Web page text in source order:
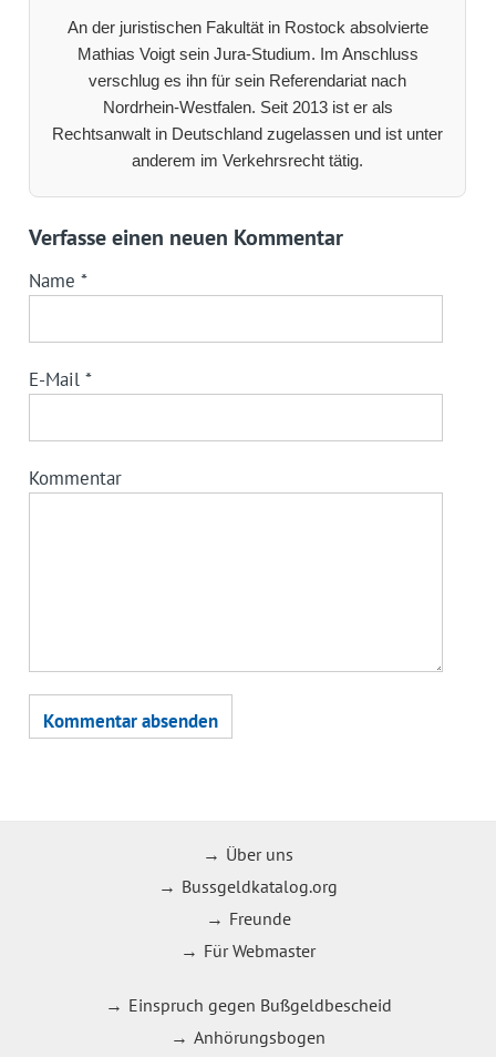
An der juristischen Fakultät in Rostock absolvierte
Mathias Voigt sein Jura-Studium. Im Anschluss
verschlug es ihn für sein Referendariat nach
Nordrhein-Westfalen. Seit 2013 ist er als
Rechtsanwalt in Deutschland zugelassen und ist unter
anderem im Verkehrsrecht tätig.
Verfasse einen neuen Kommentar
Name *
E-Mail *
Kommentar
Über uns
Bussgeldkatalog.org
Freunde
Für Webmaster
Einspruch gegen Bußgeldbescheid
Anhörungsbogen